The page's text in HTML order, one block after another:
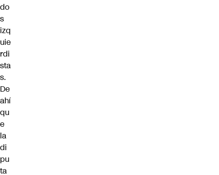
do
s
izq
uie
rdi
sta
s.
De
ahí
qu
e
la
di
pu
ta